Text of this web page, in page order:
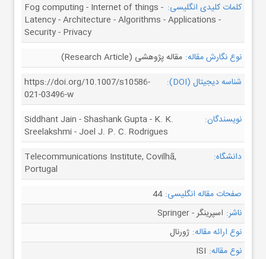
کلمات کلیدی انگلیسی: Fog computing - Internet of things -
Latency - Architecture - Algorithms - Applications -
Security - Privacy
نوع نگارش مقاله: مقاله پژوهشی (Research Article)
شناسه دیجیتال (DOI):
https://doi.org/10.1007/s10586-
021-03496-w
نویسندگان:
Siddhant Jain - Shashank Gupta - K. K.
Sreelakshmi - Joel J. P. C. Rodrigues
دانشگاه:
Telecommunications Institute, Covilhã,
Portugal
صفحات مقاله انگلیسی: 44
ناشر: اسپرینگر - Springer
نوع ارائه مقاله: ژورنال
نوع مقاله: ISI